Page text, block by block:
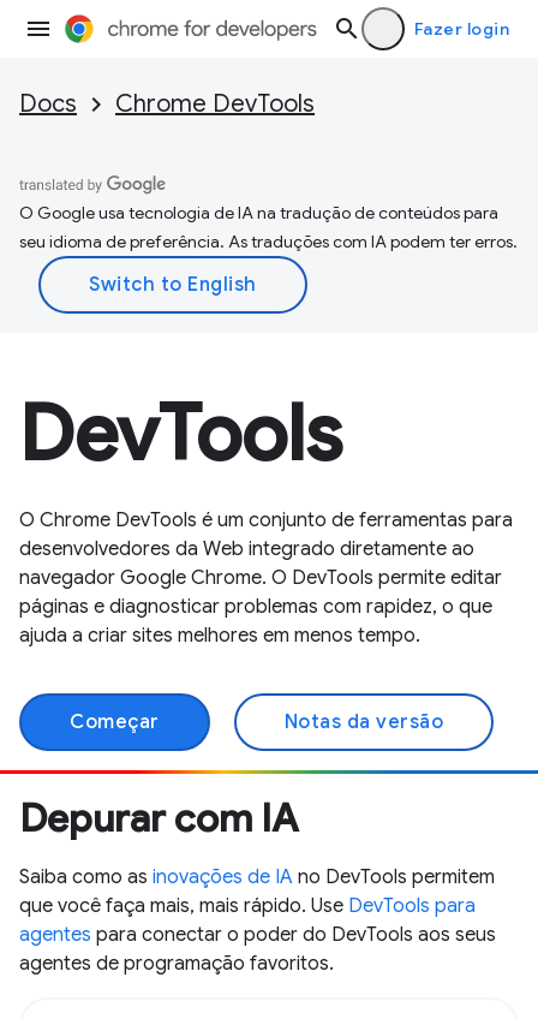
Fazer login
Docs Chrome DevTools
O Google usa tecnologia de IA na tradução de conteúdos para
seu idioma de preferência. As traduções com IA podem ter erros.
DevTools
O Chrome DevTools é um conjunto de ferramentas para
desenvolvedores da Web integrado diretamente ao
navegador Google Chrome. O DevTools permite editar
páginas e diagnosticar problemas com rapidez, o que
ajuda a criar sites melhores em menos tempo.
Começar Notas da versão
Depurar com IA
Saiba como as inovações de IA no DevTools permitem
que você faça mais, mais rápido. Use DevTools para
agentes para conectar o poder do DevTools aos seus
agentes de programação favoritos.